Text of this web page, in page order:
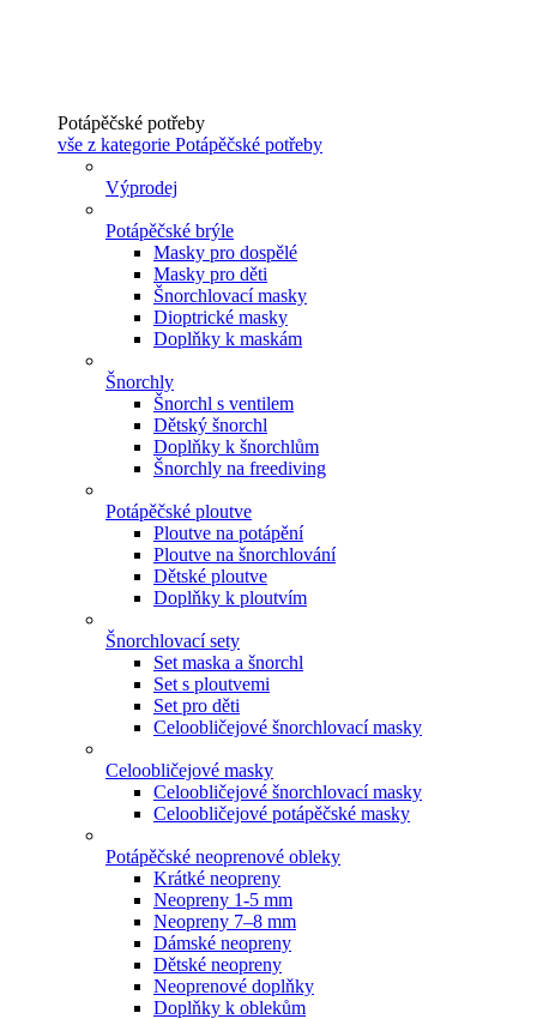
Potápěčské potřeby
vše z kategorie Potápěčské potřeby
Výprodej
Potápěčské brýle
Masky pro dospělé
Masky pro děti
Šnorchlovací masky
Dioptrické masky
Doplňky k maskám
Šnorchly
Šnorchl s ventilem
Dětský šnorchl
Doplňky k šnorchlům
Šnorchly na freediving
Potápěčské ploutve
Ploutve na potápění
Ploutve na šnorchlování
Dětské ploutve
Doplňky k ploutvím
Šnorchlovací sety
Set maska a šnorchl
Set s ploutvemi
Set pro děti
Celoobličejové šnorchlovací masky
Celoobličejové masky
Celoobličejové šnorchlovací masky
Celoobličejové potápěčské masky
Potápěčské neoprenové obleky
Krátké neopreny
Neopreny 1-5 mm
Neopreny 7–8 mm
Dámské neopreny
Dětské neopreny
Neoprenové doplňky
Doplňky k oblekům